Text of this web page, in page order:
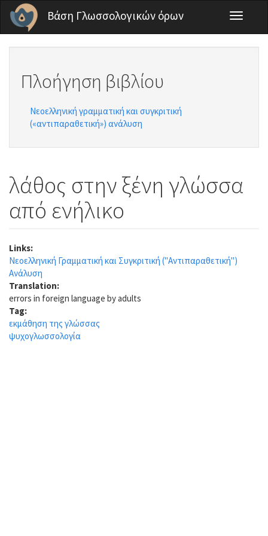
Παράκαμψη προς το κυρίως περιεχόμενο
Βάση Γλωσσολογικών όρων
Toggle
Πλοήγηση βιβλίου
Νεοελληνική γραμματική και συγκριτική
(«αντιπαραθετική») ανάλυση
λάθος στην ξένη γλώσσα
από ενήλικο
Links:
Νεοελληνική Γραμματική και Συγκριτική ("Αντιπαραθετική")
Ανάλυση
Translation:
errors in foreign language by adults
Tag:
εκμάθηση της γλώσσας
ψυχογλωσσολογία